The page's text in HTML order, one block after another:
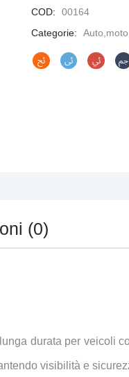
per
trattori
camion
caravan
COD:
00164
Categorie:
(0)
durata per veicoli
visibilità e